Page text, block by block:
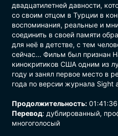
двадцатилетней давности,
со своим отцом в Турции в
воспоминания, реальные и
соединить в своей памяти
для неё в детстве, с тем
сейчас... Фильм был признан
кинокритиков США одним из
году и занял первое место в
года по версии журнала Sight
Продолжительность: 01:41:36
Перевод: дублированный,
многоголосый